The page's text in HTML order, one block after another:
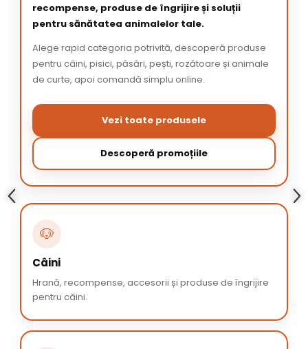
recompense, produse de îngrijire și soluții
pentru sănătatea animalelor tale.
Alege rapid categoria potrivită, descoperă produse
pentru câini, pisici, păsări, pești, rozătoare și animale
de curte, apoi comandă simplu online.
Vezi toate produsele
Descoperă promoțiile
🐶
Câini
Hrană, recompense, accesorii și produse de îngrijire
pentru câini.